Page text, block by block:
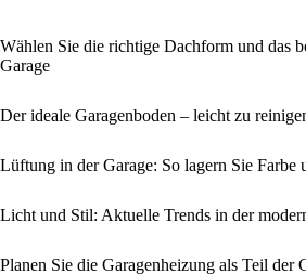
Wählen Sie die richtige Dachform und das
Garage
Der ideale Garagenboden – leicht zu
Lüftung in der Garage: So lagern Sie Farbe
Licht und Stil: Aktuelle Trends in der
Planen Sie die Garagenheizung als Teil der